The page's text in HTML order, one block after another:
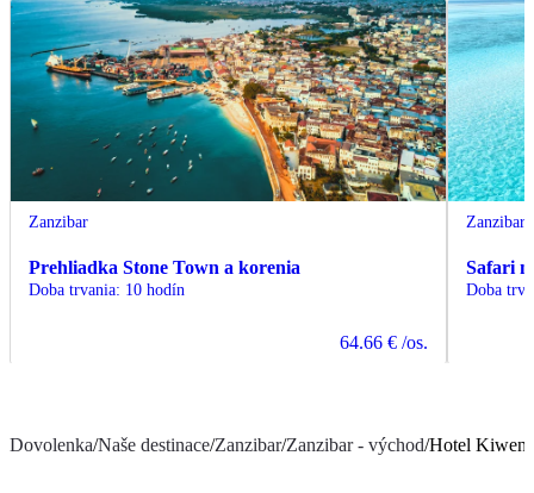
Zanzibar
Prehliadka Stone Town a korenia
Doba trvania: 10 hodín
64.66 € /os.
Zanzibar
Safari
Doba
Dovolenka/Naše destinace/Zanzibar/Zanzibar - východ/Hotel